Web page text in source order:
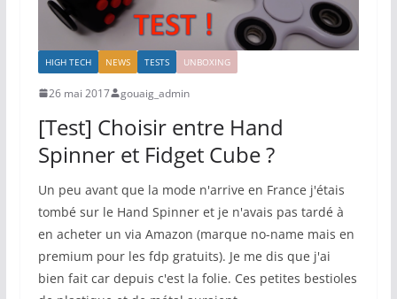
HIGH TECH NEWS TESTS UNBOXING
26 mai 2017 gouaig_admin
[Test] Choisir entre Hand
Spinner et Fidget Cube ?
Un peu avant que la mode n'arrive en France j'étais
tombé sur le Hand Spinner et je n'avais pas tardé à
en acheter un via Amazon (marque no-name mais en
premium pour les fdp gratuits). Je me dis que j'ai
bien fait car depuis c'est la folie. Ces petites bestioles